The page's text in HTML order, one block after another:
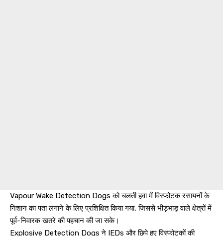
Vapour Wake Detection Dogs को चलती हवा में विस्फोटक रसायनों के
निशान का पता लगाने के लिए प्रशिक्षित किया गया, जिससे भीड़भाड़ वाले क्षेत्रों में
पूर्व-निवारक खतरे की पहचान की जा सके।
Explosive Detection Dogs ने IEDs और छिपे हुए विस्फोटकों की